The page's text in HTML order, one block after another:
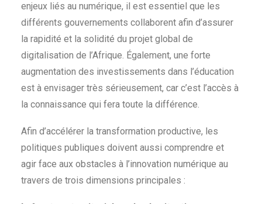
enjeux liés au numérique, il est essentiel que les
différents gouvernements collaborent afin d’assurer
la rapidité et la solidité du projet global de
digitalisation de l’Afrique. Également, une forte
augmentation des investissements dans l’éducation
est à envisager très sérieusement, car c’est l’accès à
la connaissance qui fera toute la différence.
Afin d’accélérer la transformation productive, les
politiques publiques doivent aussi comprendre et
agir face aux obstacles à l’innovation numérique au
travers de trois dimensions principales :